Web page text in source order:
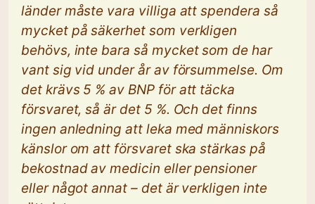
länder måste vara villiga att spendera så
mycket på säkerhet som verkligen
behövs, inte bara så mycket som de har
vant sig vid under år av försummelse. Om
det krävs 5 % av BNP för att täcka
försvaret, så är det 5 %. Och det finns
ingen anledning att leka med människors
känslor om att försvaret ska stärkas på
bekostnad av medicin eller pensioner
eller något annat – det är verkligen inte